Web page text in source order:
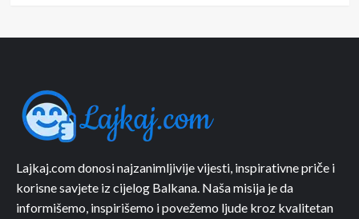
Lajkaj.com donosi najzanimljivije vijesti, inspirativne priče i
korisne savjete iz cijelog Balkana. Naša misija je da
informišemo, inspirišemo i povežemo ljude kroz kvalitetan